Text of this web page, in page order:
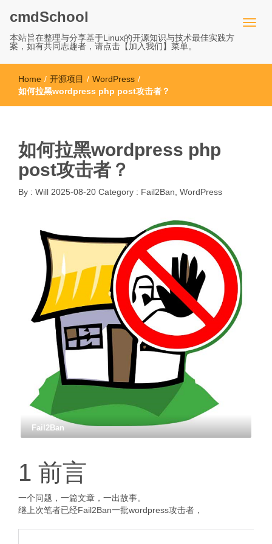
cmdSchool
本站旨在整理与分享基于Linux的开源知识与技术最佳实践方
案，如有共同志趣者，请点击【加入我们】菜单。
Home / 开源项目 / WordPress /
如何拉黑wordpress php post攻击者？
如何拉黑wordpress php
post攻击者？
By : Will 2025-08-20 Category : Fail2Ban WordPress
Fail2Ban
1 前言
一个问题，一篇文章，一出故事。
继上次笔者已经Fail2Ban一批wordpress攻击者，